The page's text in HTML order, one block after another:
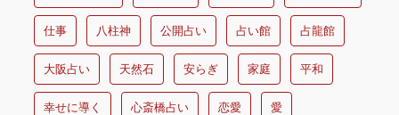
仕事 八柱神 公開占い 占い館 占龍館
大阪占い 天然石 安らぎ 家庭 平和
幸せに導く 心斎橋占い 恋愛 愛